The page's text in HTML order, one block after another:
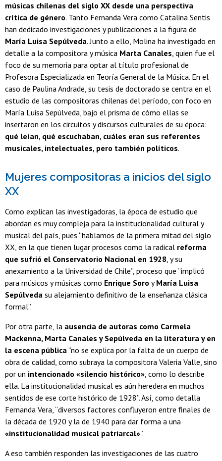
músicas chilenas del siglo XX desde una perspectiva
crítica de género. Tanto Fernanda Vera como Catalina Sentis
han dedicado investigaciones y publicaciones a la figura de
María Luisa Sepúlveda. Junto a ello, Molina ha investigado en
detalle a la compositora y música Marta Canales, quien fue el
foco de su memoria para optar al título profesional de
Profesora Especializada en Teoría General de la Música. En el
caso de Paulina Andrade, su tesis de doctorado se centra en el
estudio de las compositoras chilenas del período, con foco en
María Luisa Sepúlveda, bajo el prisma de cómo ellas se
insertaron en los circuitos y discursos culturales de su época:
qué leían, qué escuchaban, cuáles eran sus referentes
musicales, intelectuales, pero también políticos.
Mujeres compositoras a inicios del siglo
XX
Como explican las investigadoras, la época de estudio que
abordan es muy compleja para la institucionalidad cultural y
musical del país, pues “hablamos de la primera mitad del siglo
XX, en la que tienen lugar procesos como la radical reforma
que sufrió el Conservatorio Nacional en 1928, y su
anexamiento a la Universidad de Chile”, proceso que “implicó
para músicos y músicas como Enrique Soro yMaría Luisa
Sepúlveda su alejamiento definitivo de la enseñanza clásica
formal”.
Por otra parte, la ausencia de autoras como Carmela
Mackenna, Marta Canales y Sepúlveda en la literatura y en
la escena pública“no se explica por la falta de un cuerpo de
obra de calidad, como subraya la compositora Valeria Valle, sino
por un intencionado «silencio histórico», como lo describe
ella. La institucionalidad musical es aún heredera en muchos
sentidos de ese corte histórico de 1928”. Así, como detalla
Fernanda Vera, “diversos factores confluyeron entre finales de
la década de 1920 y la de 1940 para dar forma a una
«institucionalidad musical patriarcal»”.
A eso también responden las investigaciones de las cuatro